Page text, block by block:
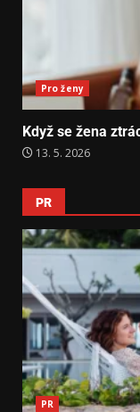
Pro ženy
Když se žena
13. 5. 2026
PR
PR